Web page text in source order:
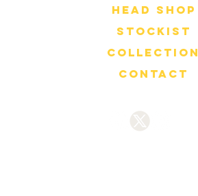
Head Shop
Stockist
Collection
Contact